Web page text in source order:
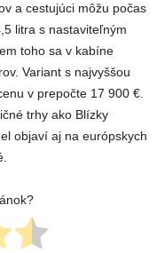
a cestujúci môžu počas
litra s nastaviteľným
toho sa v kabíne
Variant s najvyššou
v prepočte 17 900 €.
trhy ako Blízky
objaví aj na európskych